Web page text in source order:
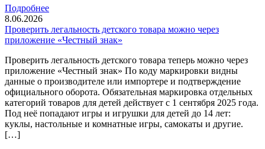
Подробнее
8.06.2026
Проверить легальность детского товара можно через
приложение «Честный знак»
Проверить легальность детского товара теперь можно через
приложение «Честный знак» По коду маркировки видны
данные о производителе или импортере и подтверждение
официального оборота. Обязательная маркировка отдельных
категорий товаров для детей действует с 1 сентября 2025 года.
Под неё попадают игры и игрушки для детей до 14 лет:
куклы, настольные и комнатные игры, самокаты и другие.
[…]